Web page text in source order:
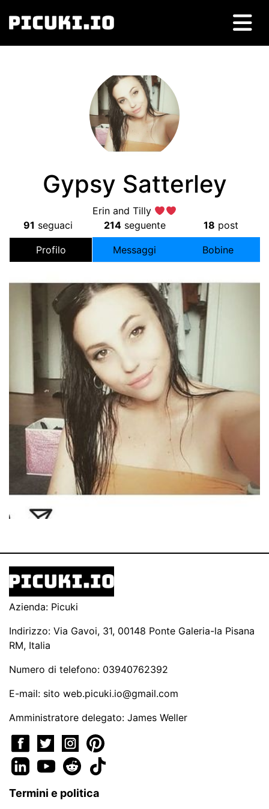
Gypsy Satterley
Erin and Tilly
91 seguaci 214seguente 18 post
Profilo Messaggi Bobine
Azienda: Picuki
Indirizzo: Via Gavoi, 31, 00148 Ponte Galeria-la Pisana
RM, Italia
Numero di telefono: 03940762392
E-mail: sito web.picuki.io@gmail.com
Amministratore delegato: James Weller
Termini e politica